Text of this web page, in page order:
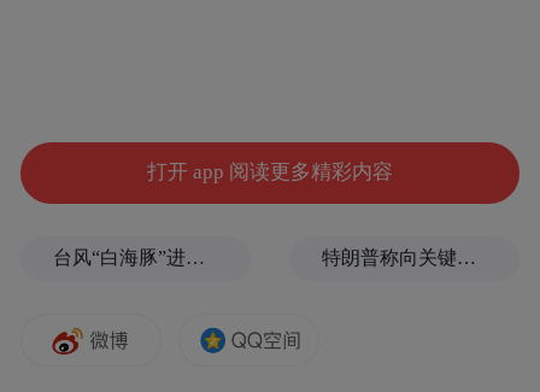
打开 app 阅读更多精彩内容
台风“白海豚”进入24小时警戒线，最新登陆点预判 特朗普称向关键矿产投资30亿美元